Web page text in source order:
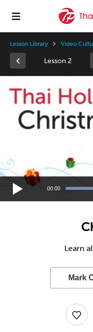
Lesson Library Video
Lesson 2
Player
00:00
Learn
Mark